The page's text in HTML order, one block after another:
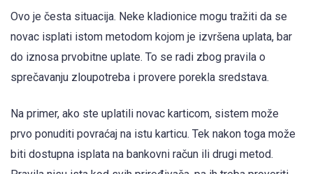
Ovo je česta situacija. Neke kladionice mogu tražiti da se
novac isplati istom metodom kojom je izvršena uplata, bar
do iznosa prvobitne uplate. To se radi zbog pravila o
sprečavanju zloupotreba i provere porekla sredstava.
Na primer, ako ste uplatili novac karticom, sistem može
prvo ponuditi povraćaj na istu karticu. Tek nakon toga može
biti dostupna isplata na bankovni račun ili drugi metod.